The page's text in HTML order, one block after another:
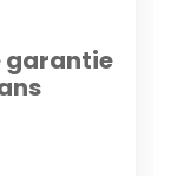
garantie